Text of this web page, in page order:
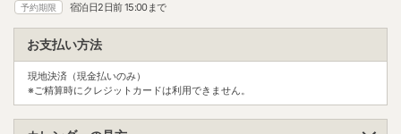
予約期限 宿泊日2日前 15:00まで
お支払い方法
現地決済（現金払いのみ）
※ご精算時にクレジットカードは利用できません。